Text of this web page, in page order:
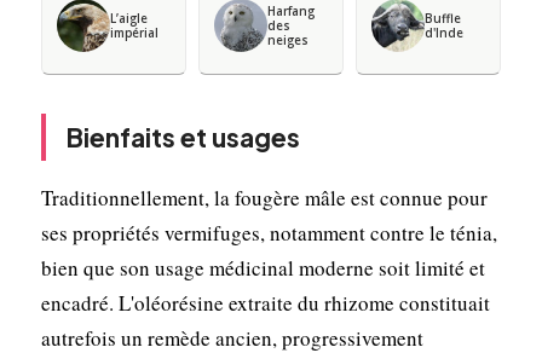
L’aigle
impérial
Harfang
des
neiges
Buffle
d'Inde
Bienfaits et usages
Traditionnellement, la fougère mâle est connue pour
ses propriétés vermifuges, notamment contre le ténia,
bien que son usage médicinal moderne soit limité et
encadré. L'oléorésine extraite du rhizome constituait
autrefois un remède ancien, progressivement